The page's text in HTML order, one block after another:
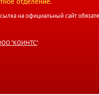
отделение.
на официальный сайт
"КОИНТС".